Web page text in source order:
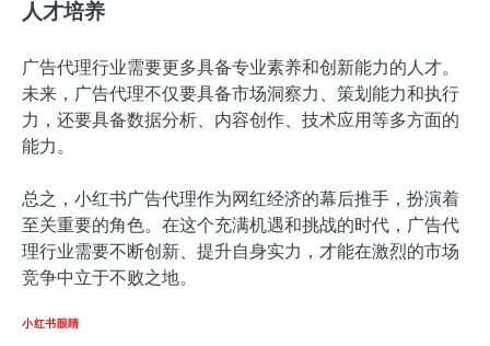
人才培养
广告代理行业需要更多具备专业素养和创新能力的人才。
未来，广告代理不仅要具备市场洞察力、策划能力和执行
力，还要具备数据分析、内容创作、技术应用等多方面的
能力。
总之，小红书广告代理作为网红经济的幕后推手，扮演着
至关重要的角色。在这个充满机遇和挑战的时代，广告代
理行业需要不断创新、提升自身实力，才能在激烈的市场
竞争中立于不败之地。
小红书眼睛